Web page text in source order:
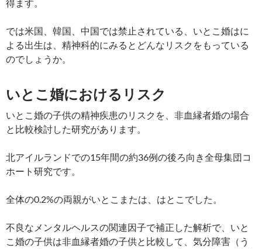
得ます。
では米国、韓国、中国では禁止されている、いとこ婚はに
よる出生は、精神科的にみるとどんなリスクをもっている
のでしょうか。
いとこ婚におけるリスク
いとこ婚の子供の精神疾患のリスクを、非血縁者婚の場合
と比較検討した研究があります。
北アイルランドでの15年間の約36例の後ろ向き全母集団コ
ホート研究です。
全体の0.2%の両親がいとこまたは、はとこでした。
不良なメンタルヘルスの関連因子で補正した解析で、いと
こ婚の子供は非血縁者婚の子供と比較して、気分障害（う